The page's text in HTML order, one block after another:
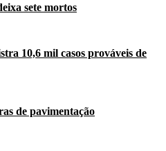
sete mortos
10,6 mil casos prováveis de
de pavimentação